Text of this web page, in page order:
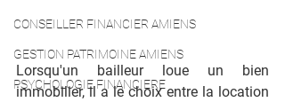
CONSEILLER FINANCIER AMIENS
GESTION PATRIMOINE AMIENS
PSYCHOLOGIE FINANCIERE
Lorsqu'un bailleur loue un bien
immobilier, il a le choix entre la location